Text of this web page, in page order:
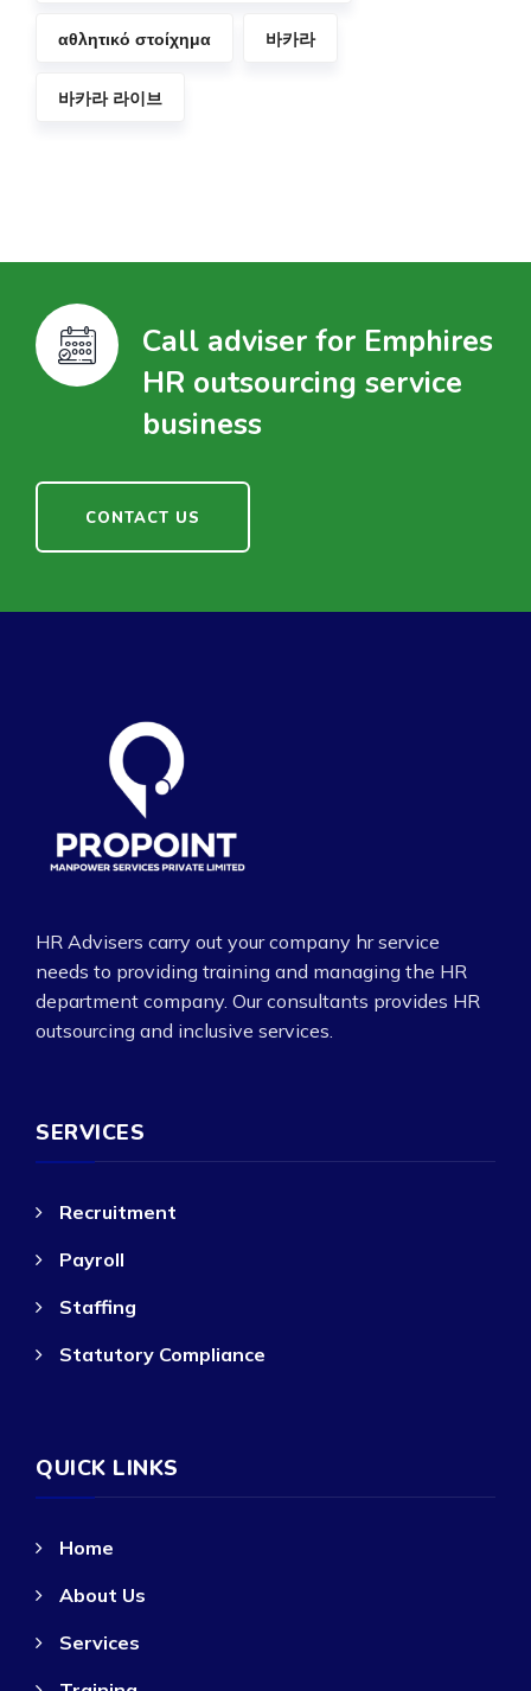
αθλητικό στοίχημα 바카라
바카라 라이브
Call adviser for Emphires
HR outsourcing service
business
CONTACT US
HR Advisers carry out your company hr service
needs to providing training and managing the HR
department company. Our consultants provides HR
outsourcing and inclusive services.
SERVICES
Recruitment
Payroll
Staffing
Statutory Compliance
QUICK LINKS
Home
About Us
Services